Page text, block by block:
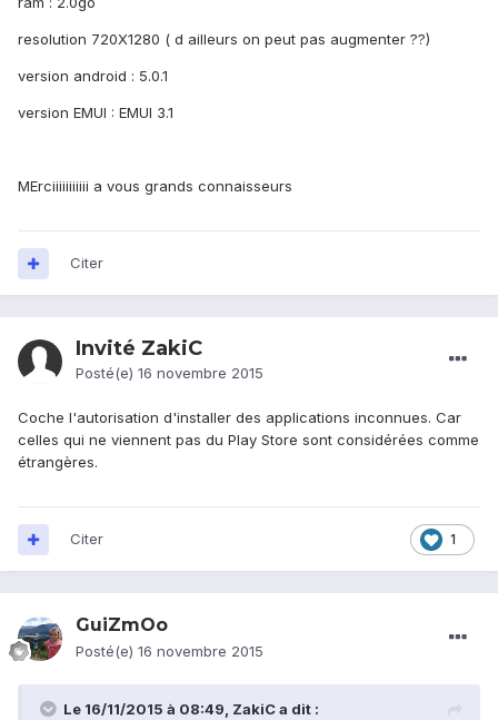
resolution 720X1280 ( d ailleurs on peut pas augmenter ??)
version android : 5.0.1
version EMUI : EMUI 3.1
MErciiiiiiiiiii a vous grands connaisseurs
Citer
Invité ZakiC
Posté(e) 16 novembre 2015
Coche l'autorisation d'installer des applications inconnues. Car
celles qui ne viennent pas du Play Store sont considérées comme
étrangères.
1
Citer
GuiZmOo
Posté(e) 16 novembre 2015
Le 16/11/2015 à 08:49, ZakiC a dit :